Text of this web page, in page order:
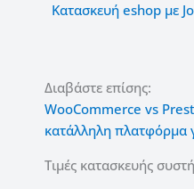
Κατασκευή eshop με
Διαβάστε επίσης:
WooCommerce vs
κατάλληλη πλατφόρμα
Τιμές κατασκευής